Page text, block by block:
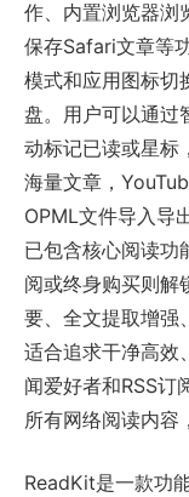
作、内置浏览器浏
保存Safari文章等
模式和应用图标切
盘。用户可以通过
动标记已读或星标
海量文章，
OPML文件导入导
已包含核心阅读功
阅或终身购买则解
要、全文提取增强
适合追求干净高效
闻爱好者和RSS订
所有网络阅读内容
ReadKit是一款功